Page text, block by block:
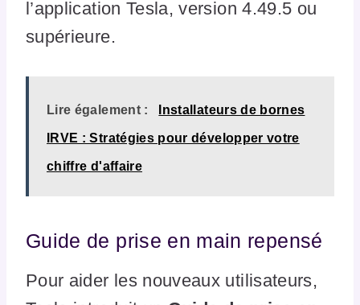
l’application Tesla, version 4.49.5 ou
supérieure.
Lire également : Installateurs de bornes
IRVE : Stratégies pour développer votre
chiffre d'affaire
Guide de prise en main repensé
Pour aider les nouveaux utilisateurs,